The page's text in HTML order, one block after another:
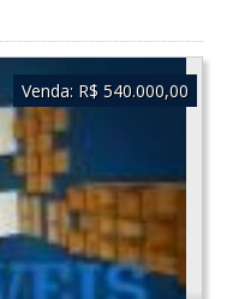
Venda: R$ 540.000,00